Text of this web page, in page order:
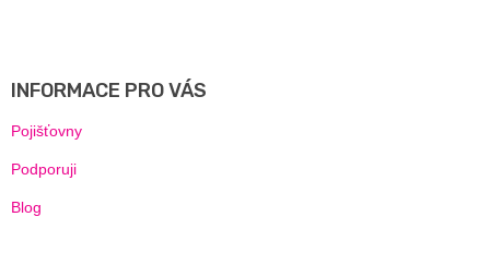
INFORMACE PRO VÁS
Pojišťovny
Podporuji
Blog